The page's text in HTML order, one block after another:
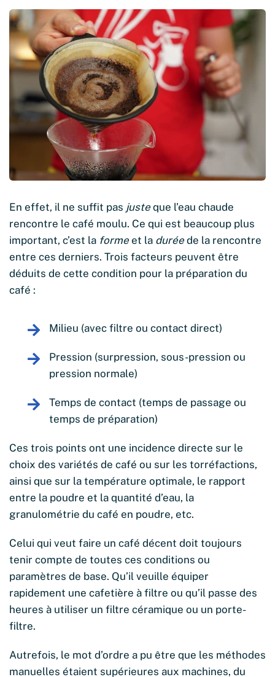
En effet, il ne suffit pas juste que l’eau chaude
rencontre le café moulu. Ce qui est beaucoup plus
important, c’est la forme et la durée de la rencontre
entre ces derniers. Trois facteurs peuvent être
déduits de cette condition pour la préparation du
café :
Milieu (avec filtre ou contact direct)
Pression (surpression, sous-pression ou
pression normale)
Temps de contact (temps de passage ou
temps de préparation)
Ces trois points ont une incidence directe sur le
choix des variétés de café ou sur les torréfactions,
ainsi que sur la température optimale, le rapport
entre la poudre et la quantité d’eau, la
granulométrie du café en poudre, etc.
Celui qui veut faire un café décent doit toujours
tenir compte de toutes ces conditions ou
paramètres de base. Qu’il veuille équiper
rapidement une cafetière à filtre ou qu’il passe des
heures à utiliser un filtre céramique ou un porte-
filtre.
Autrefois, le mot d’ordre a pu être que les méthodes
manuelles étaient supérieures aux machines, du